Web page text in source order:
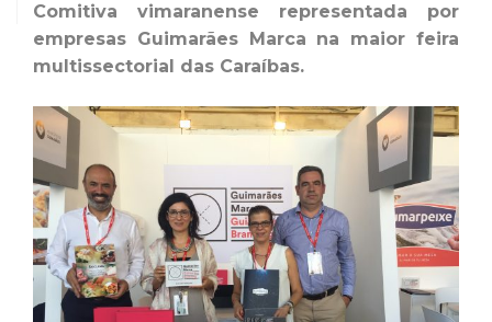
Comitiva vimaranense representada por
empresas Guimarães Marca na maior feira
multissectorial das Caraíbas.